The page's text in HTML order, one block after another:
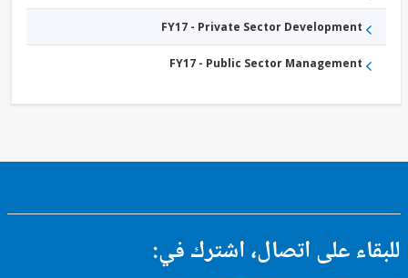
FY17 - Private Sector Development
FY17 - Public Sector Management
على اتصال، اشترك في: